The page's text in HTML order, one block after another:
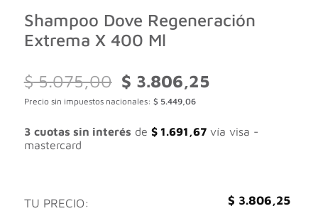
Shampoo Dove Regeneración
Extrema X 400 Ml
$5.075,00
El
precio
original
$ 5.075,00.
$ 3.806,25El
precio
$ 3.806,25.
Precio sin impuestos nacionales: $ 5.449,06
3 cuotas sin interés de $1.691,67vía visa -
mastercard
TU PRECIO: $ 3.806,25